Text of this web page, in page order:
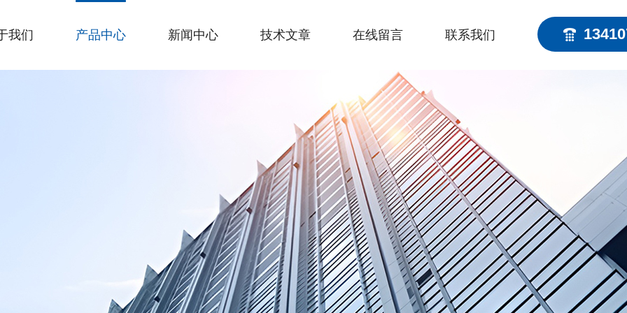
我们 产品中心 新闻中心 技术文章 在线留言 联系我们